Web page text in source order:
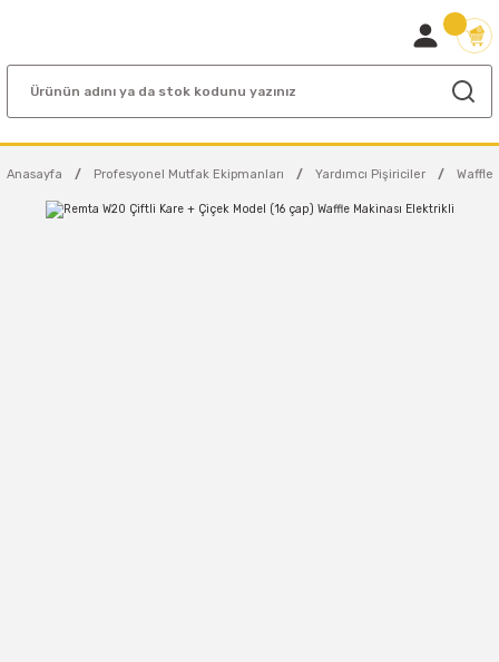
Anasayfa Profesyonel Mutfak Ekipmanları Yardımcı Pişiriciler Waffle